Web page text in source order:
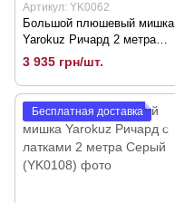
Артикул: YK0062
Большой плюшевый мишка
Yarokuz Ричард 2 метра
Белый (YK0062)
3 935 грн/шт.
Бесплатная доставка